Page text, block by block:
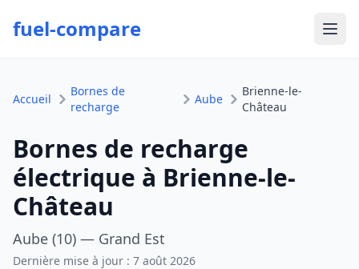
fuel-compare
Accueil
Bornes de
recharge
Aube
Brienne-le-
Château
Bornes de recharge
électrique à Brienne-le-
Château
Aube (10) — Grand Est
Dernière mise à jour : 7 août 2026